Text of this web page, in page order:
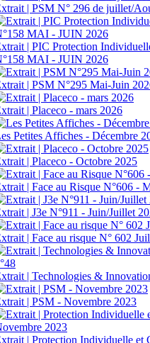
| PSM N° 296 de juillet/
| PIC Protection
MAI - JUIN 2026
| PSM N°295 Mai-Juin
| Placeco - mars 2026
Petites Affiches - Décembre
| Placeco - Octobre 2025
| Face au Risque N°606 -
| J3e N°911 - Juin/Juillet
| Face au risque N° 602
| Technologies &
| PSM - Novembre 2023
| Protection Individuelle et